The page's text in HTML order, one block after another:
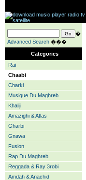
�
Advanced Search ���
Categories
Rai
Chaabi
Charki
Musique Du Maghreb
Khaliji
Amazighi & Atlas
Gharbi
Gnawa
Fusion
Rap Du Maghreb
Reggada & Ray 3robi
Amdah & Anachid